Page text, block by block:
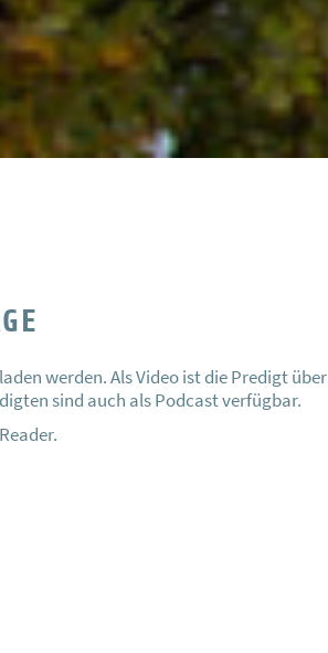
werden. Als Video ist die Predigt über
sind auch als Podcast verfügbar.